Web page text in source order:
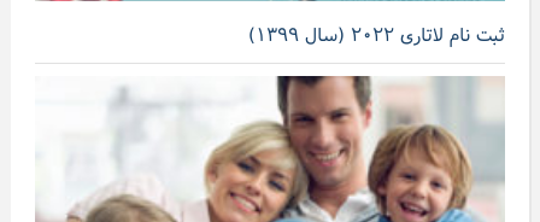
ثبت نام لاتاری ۲۰۲۲ (سال ۱۳۹۹)